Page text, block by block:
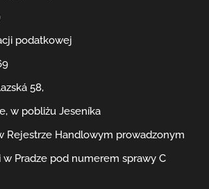
podatkowej
58,
w pobliżu Jeseníka
Rejestrze Handlowym prowadzonym
w Pradze pod numerem sprawy C